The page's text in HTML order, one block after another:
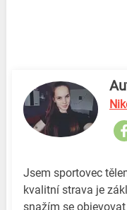
Jsem sportovec
kvalitní strava je
snažím se